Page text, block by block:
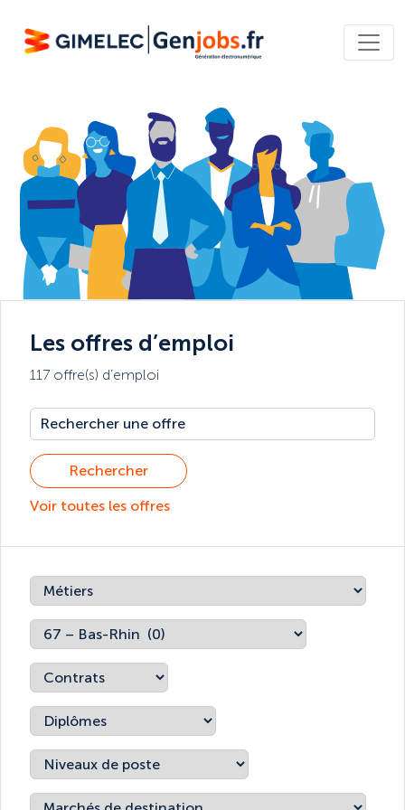
Les offres d’emploi
117 offre(s) d’emploi
Rechercher
Voir toutes les offres